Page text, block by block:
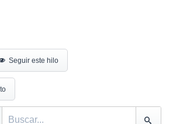
Seguir este hilo